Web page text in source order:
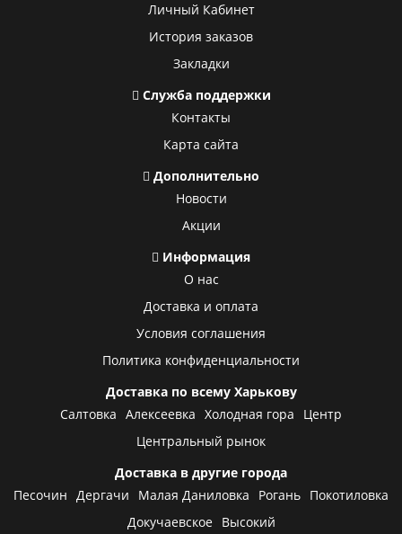
Личный Кабинет
История заказов
Закладки
Служба поддержки
Контакты
Карта сайта
Дополнительно
Новости
Акции
Информация
О нас
Доставка и оплата
Условия соглашения
Политика конфиденциальности
Доставка по всему Харькову
Салтовка Алексеевка Холодная гора
Центр
Центральный рынок
Доставка в другие города
Песочин Дергачи Малая Даниловка Рогань Покотиловка
Докучаевское
Высокий